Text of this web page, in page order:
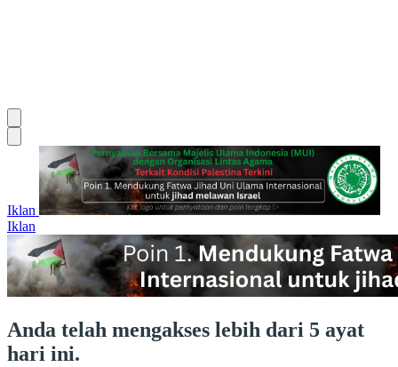
Iklan
Iklan
Anda telah mengakses lebih dari 5 ayat
hari ini.